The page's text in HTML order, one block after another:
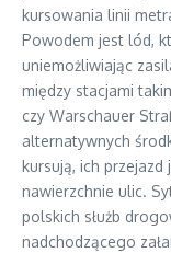
kursowania linii
Powodem jest lód,
uniemożliwiając
między stacjami
czy Warschauer
alternatywnych
kursują, ich
nawierzchnie ulic.
polskich służb
nadchodzącego